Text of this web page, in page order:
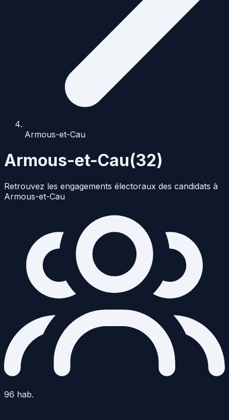
Armous-et-Cau
Armous-et-Cau(32)
Retrouvez les engagements électoraux des candidats à
Armous-et-Cau
96 hab.